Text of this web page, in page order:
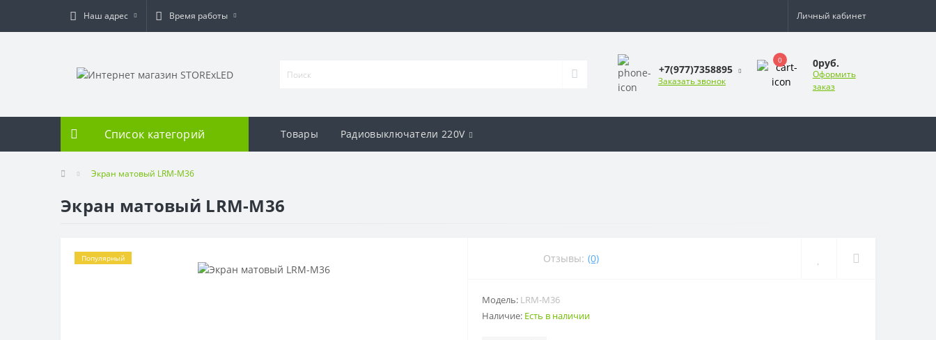
Наш адрес Время работы Личный кабинет
+7(977)7358895
Заказать звонок
0 0руб.
Оформить
заказ
Список категорий Товары Радиовыключатели 220V
Экран матовый LRM-M36
Экран матовый LRM-M36
Популярный Отзывы: (0)
Модель: LRM-M36
Наличие: Есть в наличии